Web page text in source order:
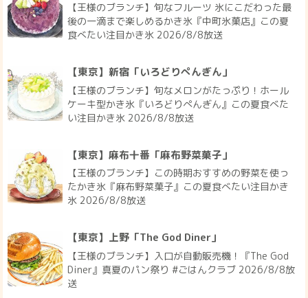
【王様のブランチ】旬なフルーツ 氷にこだわった最
後の一滴まで楽しめるかき氷『中町氷菓店』この夏
食べたい注目かき氷 2026/8/8放送
【東京】新宿「いろどりぺんぎん」
【王様のブランチ】旬なメロンがたっぷり！ホール
ケーキ型かき氷『いろどりぺんぎん』この夏食べた
い注目かき氷 2026/8/8放送
【東京】麻布十番「麻布野菜菓子」
【王様のブランチ】この時期おすすめの野菜を使っ
たかき氷『麻布野菜菓子』この夏食べたい注目かき
氷 2026/8/8放送
【東京】上野「The God Diner」
【王様のブランチ】入口が自動販売機！『The God
Diner』真夏のパン祭り #ごはんクラブ 2026/8/8放
送